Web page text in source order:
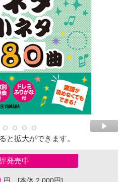
と拡大ができます。
発売中